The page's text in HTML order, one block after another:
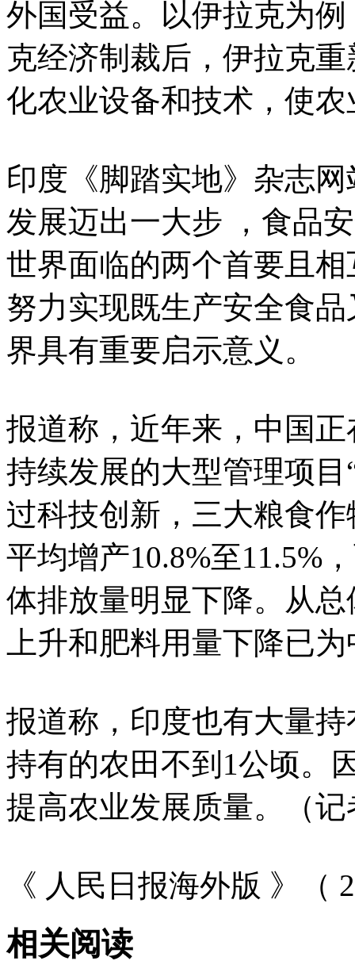
外国受益。以伊拉克为
克经济制裁后，伊拉克
化农业设备和技术，使
印度《脚踏实地》杂志
发展迈出一大步 ，食品
世界面临的两个首要且
努力实现既生产安全食
界具有重要启示意义。
报道称，近年来，中国
持续发展的大型管理项
过科技创新，三大粮食
平均增产10.8%至11.5%
体排放量明显下降。从
上升和肥料用量下降已
报道称，印度也有大量
持有的农田不到1公顷。
提高农业发展质量。（
《 人民日报海外版 》（
相关阅读